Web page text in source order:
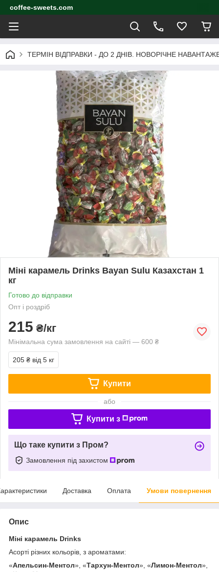
coffee-sweets.com
ТЕРМІН ВІДПРАВКИ - ДО 2 ДНІВ. НОВОРІЧНЕ
Міні карамель Drinks Bayan Sulu Казахстан 1
кг
Готово до відправки
Опт і роздріб
215 ₴/кг
Мінімальна сума замовлення на сайті — 600 ₴
205 ₴ від 5 кг
Купити
або
Купити з
Що таке купити з Пром?
Замовлення під захистом
Доставка Оплата Умови повернення
Опис
Міні карамель Drinks
Асорті різних кольорів, з ароматами:
«Апельсин-Ментол», «Тархун-Ментол», «Лимон-Ментол»,